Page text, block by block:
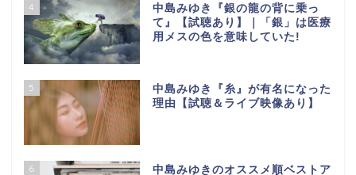
4
中島みゆき『銀の龍の背に乗っ
て』【試聴あり】｜「銀」は医療
用メスの色を意味していた!
5
中島みゆき『糸』が有名になった
理由【試聴＆ライブ映像あり】
6
中島みゆきのオススメ順ベストア